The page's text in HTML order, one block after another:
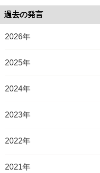
過去の発言
2026年
2025年
2024年
2023年
2022年
2021年